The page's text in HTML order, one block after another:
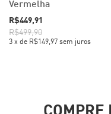
Vermelha
R$449,91
R$499,90
3 x de R$149,97 sem juros